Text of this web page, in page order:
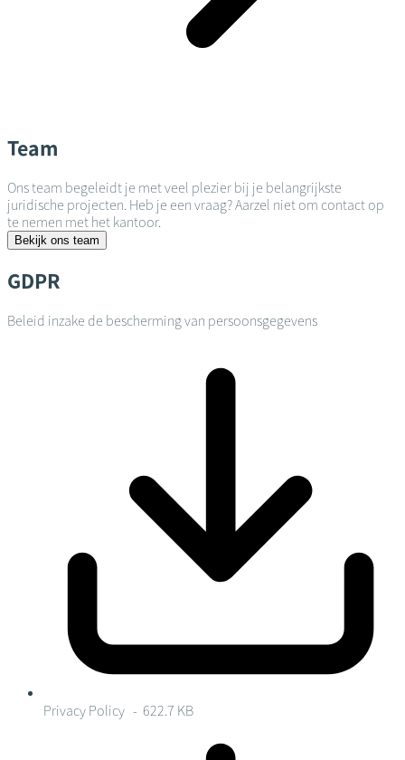
Team
Ons team begeleidt je met veel plezier bij je belangrijkste
juridische projecten. Heb je een vraag? Aarzel niet om contact op
te nemen met het kantoor.
Bekijk ons team
GDPR
Beleid inzake de bescherming van persoonsgegevens
Privacy Policy - 622.7 KB